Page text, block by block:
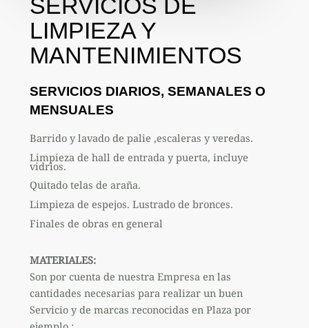
SERVICIOS DE
LIMPIEZA Y
MANTENIMIENTOS
SERVICIOS DIARIOS, SEMANALES O
MENSUALES
Barrido y lavado de palie ,escaleras y veredas.
Limpieza de hall de entrada y puerta, incluye
vidrios.
Quitado telas de araña.
Limpieza de espejos. Lustrado de bronces.
Finales de obras en general
MATERIALES:
Son por cuenta de nuestra Empresa en las
cantidades necesarias para realizar un buen
Servicio y de marcas reconocidas en Plaza por